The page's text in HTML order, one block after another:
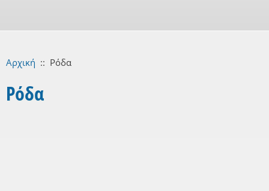
Αρχική :: Ρόδα
Ρόδα